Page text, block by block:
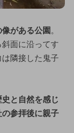
がある公園 。
面に沿ってす
隣接した鬼子
史と自然を感じ
参拝後に親子